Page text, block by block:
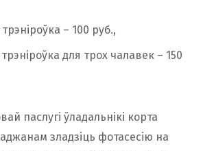
– 100 руб.,
для трох чалавек – 150
паслугі ўладальнікі корта
зладзіць фотасесію на